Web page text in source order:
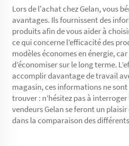
Lors de l'achat chez Gelan, vous
avantages. Ils fournissent des
produits afin de vous aider à
ce qui concerne l’efficacité des
modèles économes en énergie,
d’économiser sur le long terme.
accomplir davantage de travail
magasin, ces informations ne
trouver : n’hésitez pas à interroger
vendeurs Gelan se feront un
dans la comparaison des